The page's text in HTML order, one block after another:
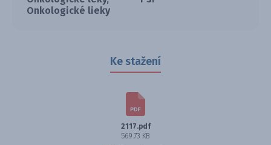
Onkologické lieky
Ke stažení
2117.pdf
569.73 KB